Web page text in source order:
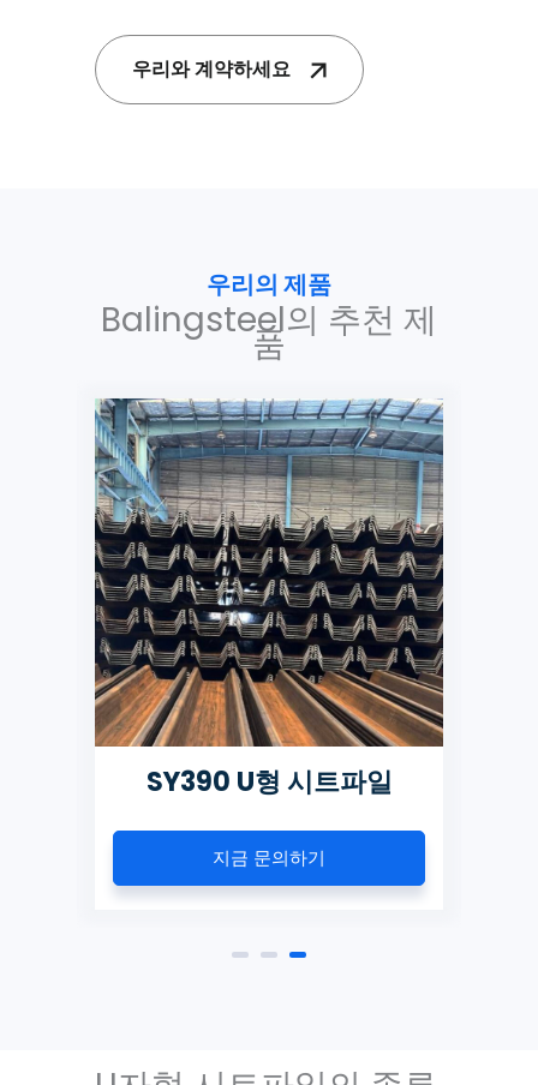
우리와 계약하세요
우리의 제품
Balingsteel의 추천 제
품
SY390 U형 시트파일
지금 문의하기